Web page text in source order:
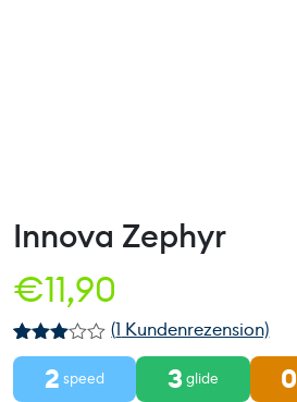
Innova Zephyr
€11,90
Bewert
et mit
3.00
1
(1 Kundenrezension)
2 speed 3glide 0